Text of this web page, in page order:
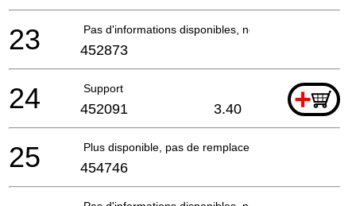
Pas d'informations disponibles, non commandable
23 452873
Support +
24 452091 3.40
Plus disponible, pas de remplacement
25 454746